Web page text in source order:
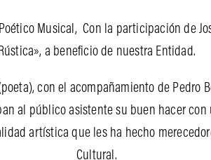
Musical, Con la participación de
a beneficio de nuestra Entidad.
con el acompañamiento de Pedro
al público asistente su buen hacer
artística que les ha hecho
Cultural.